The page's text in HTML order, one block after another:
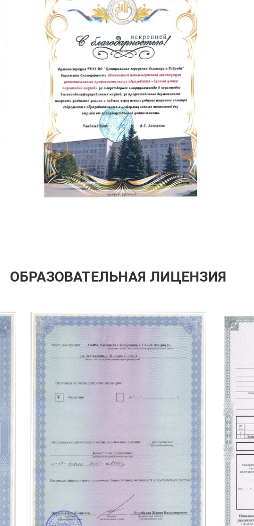
ОБРАЗОВАТЕЛЬНАЯ ЛИЦЕНЗИЯ